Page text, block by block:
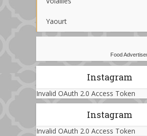
Yaourt
Food
Instagram
Invalid OAuth 2.0 Access Token
Instagram
Invalid OAuth 2.0 Access Token